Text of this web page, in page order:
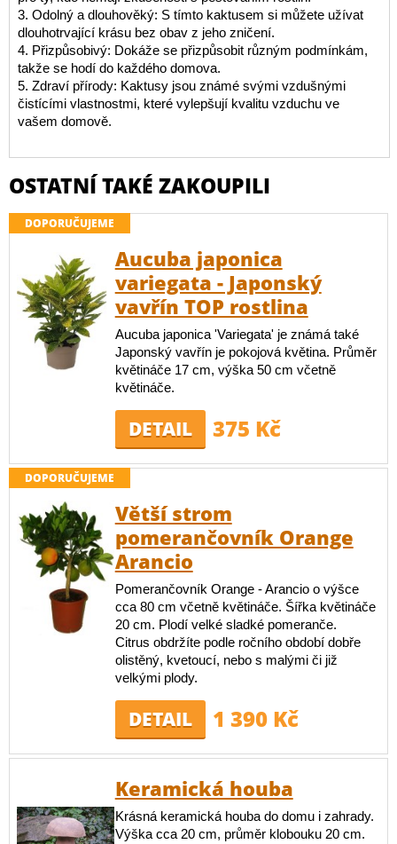
3. Odolný a dlouhověký: S tímto kaktusem si můžete užívat
dlouhotrvající krásu bez obav z jeho zničení.
4. Přizpůsobivý: Dokáže se přizpůsobit různým podmínkám,
takže se hodí do každého domova.
5. Zdraví přírody: Kaktusy jsou známé svými vzdušnými
čistícími vlastnostmi, které vylepšují kvalitu vzduchu ve
vašem domově.
OSTATNÍ TAKÉ ZAKOUPILI
DOPORUČUJEME
Aucuba japonica
variegata - Japonský
vavřín TOP rostlina
Aucuba japonica 'Variegata' je známá také
Japonský vavřín je pokojová květina. Průměr
květináče 17 cm, výška 50 cm včetně
květináče.
DETAIL 375 Kč
DOPORUČUJEME
Větší strom
pomerančovník Orange
Arancio
Pomerančovník Orange - Arancio o výšce
cca 80 cm včetně květináče. Šířka květináče
20 cm. Plodí velké sladké pomeranče.
Citrus obdržíte podle ročního období dobře
olistěný, kvetoucí, nebo s malými či již
velkými plody.
DETAIL 1 390 Kč
Keramická houba
Krásná keramická houba do domu i zahrady.
Výška cca 20 cm, průměr klobouku 20 cm.